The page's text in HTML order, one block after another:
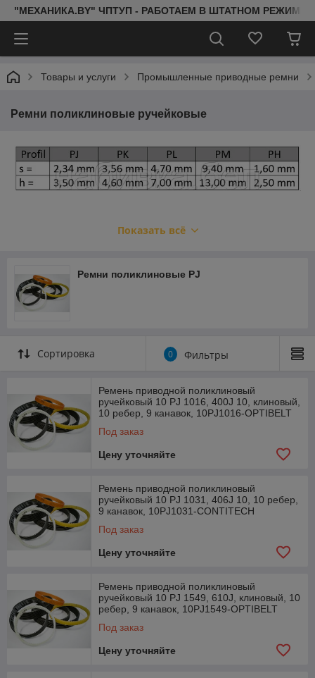
"МЕХАНИКА.BY" ЧПТУП - РАБОТАЕМ В ШТАТНОМ РЕЖИМЕ
Товары и услуги Промышленные приводные ремни
Ремни поликлиновые ручейковые
Мы предлагаем поликлиновые ручейковые ремни, известные
используются везде, где необходимы высокие линейные
скорости перемещения.
Мы поставляем поликлиновые ручейковые ремни разного
сечения: PJ, PK, PL, PM. Это резиновые ремни высокого
качества, которые мы разрезаем в соответствии с
Стандартные длины и другие данные характеристики
поликлиновых ремней можно посмотреть в каталоге.
Показать всё
Ремни поликлиновые PJ
Сортировка 0 Фильтры
Ремень приводной поликлиновый
ручейковый 10 PJ 1016, 400J 10, клиновый,
10 ребер, 9 канавок, 10PJ1016-OPTIBELT
Под заказ
Цену уточняйте
Ремень приводной поликлиновый
ручейковый 10 PJ 1031, 406J 10, 10 ребер,
9 канавок, 10PJ1031-CONTITECH
Под заказ
Цену уточняйте
Ремень приводной поликлиновый
ручейковый 10 PJ 1549, 610J, клиновый, 10
ребер, 9 канавок, 10PJ1549-OPTIBELT
Под заказ
Цену уточняйте